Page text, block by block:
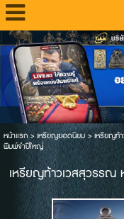
หน้าแรก> เหรียญยอดนิยม>เหรียญท้
พิมพ์จำปีใหญ่
เหรียญท้าวเวสสุวรร